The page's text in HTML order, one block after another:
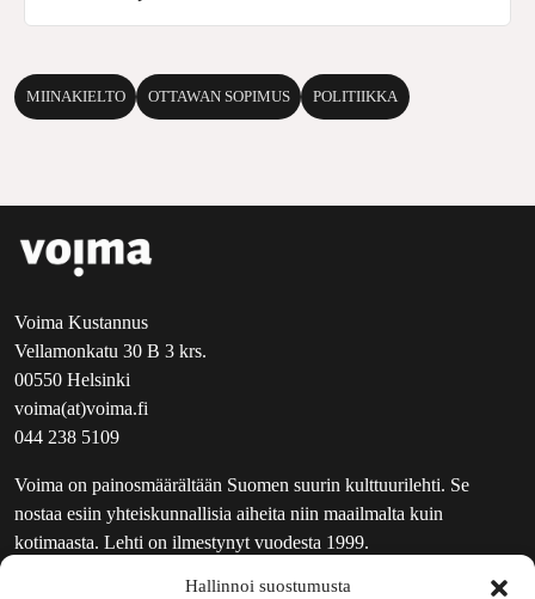
Hallinnoi suostumusta
MIINAKIELTO OTTAWAN SOPIMUS POLITIIKKA
Voima Kustannus
Vellamonkatu 30 B 3 krs.
00550 Helsinki
voima(at)voima.fi
044 238 5109
Voima on painosmäärältään Suomen suurin kulttuurilehti. Se
nostaa esiin yhteiskunnallisia aiheita niin maailmalta kuin
kotimaasta. Lehti on ilmestynyt vuodesta 1999.